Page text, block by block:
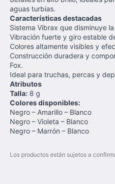
aguas turbias.
Características destacadas
Sistema Vibrax que disminuye
Vibración fuerte y giro estable
Colores altamente visibles y
Construcción duradera y
Fox.
Ideal para truchas, percas y
Atributos
Talla: 8 g
Colores disponibles:
Negro – Amarillo – Blanco
Negro – Violeta – Blanco
Negro – Marrón – Blanco
Los productos están sujetos a